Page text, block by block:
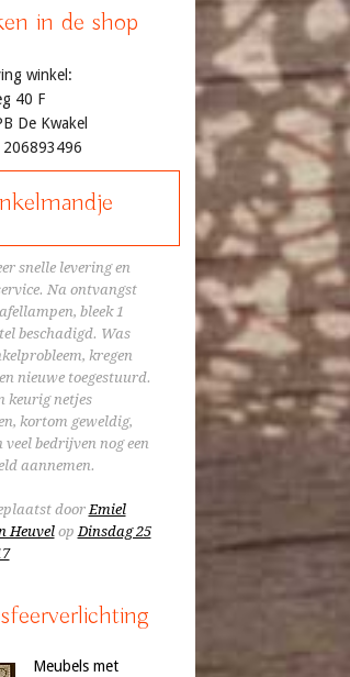
in de shop
winkel:
40 F
De Kwakel
206893496
snelle levering en
Na ontvangst
bleek 1
beschadigd. Was
kregen
nieuwe toegestuurd.
keurig netjes
kortom geweldig,
veel bedrijven nog een
aannemen.
doorEmiel
HeuvelopDinsdag 25
Meubels met